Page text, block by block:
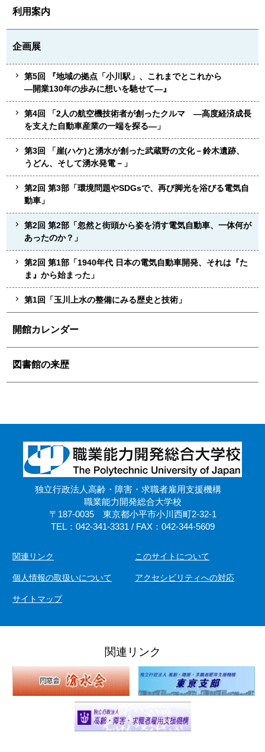
利用案内
企画展
第5回 『地域の拠点「小川駅」、これまでとこれから
—開業130年の歩みに想いを馳せて—』
第4回 「2人の航空機技術者が創ったクルマ —高度経済成長
を支えた自動車産業の一端を探る—」
第3回 「崖(ハケ)と湧水が創った武蔵野の文化－鈴木遺跡、
うどん、そして湧水発電－」
第2回 第3部「環境問題やSDGsで、再び脚光を浴びる電気自
動車」
第2回 第2部「忽然と街頭から姿を消す電気自動車、一体何が
あったのか？」
第2回 第1部「1940年代 日本の電気自動車開発、それは『た
ま』から始まった」
第1回「玉川上水の整備にみる歴史と技術」
開館カレンダー
図書館の来歴
独立行政法人高齢・障害・求職者雇用支援機構
職業能力開発総合大学校
〒187-0035 東京都小平市小川西町2-32-1
TEL：042-341-3331 / FAX：042-344-5609
関連リンク このサイトについて
個人情報の取扱いについて アクセシビリティへの対応
サイトマップ
関連リンク